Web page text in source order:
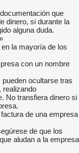
que
dinero, si durante la
alguna duda.
la mayoría de los
con un nombre
ocultarse tras
realizando
No transfiera dinero si
de una empresa
de que los
aludan a la empresa